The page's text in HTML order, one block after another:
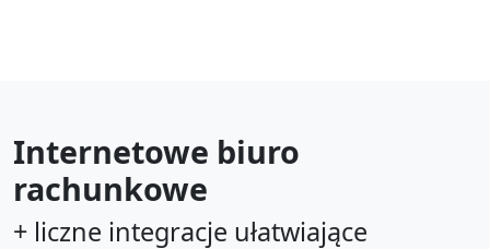
Internetowe biuro
rachunkowe
+ liczne integracje ułatwiające